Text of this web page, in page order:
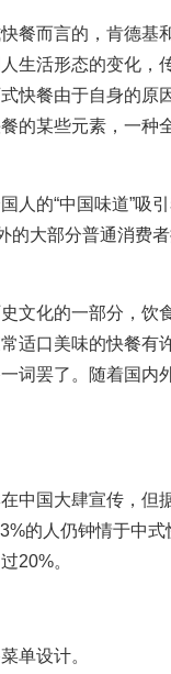
而言的，肯德基
生活形态的变化，
快餐由于自身的原
的某些元素，一种
的“中国味道”吸引
的大部分普通消费
化的一部分，饮
适口美味的快餐有
词罢了。随着国内
国大肆宣传，但
的人仍钟情于中
20%。
单设计。